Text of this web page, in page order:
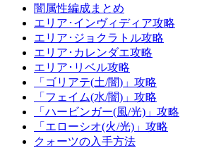
闇属性編成まとめ
エリア･インヴィディア攻略
エリア･ジョクラトル攻略
エリア･カレンダエ攻略
エリア･リベル攻略
「ゴリアテ(土/闇)」攻略
「フェイム(水/闇)」攻略
「ハービンガー(風/光)」攻略
「エローシオ(火/光)」攻略
クォーツの入手方法